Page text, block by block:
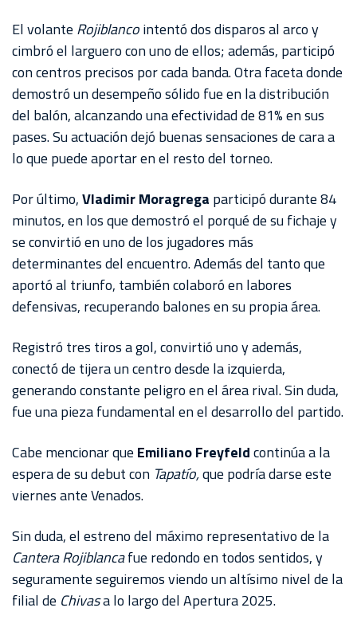
El volante Rojiblancointentó dos disparos al arco y
cimbró el larguero con uno de ellos; además, participó
con centros precisos por cada banda. Otra faceta donde
demostró un desempeño sólido fue en la distribución
del balón, alcanzando una efectividad de 81% en sus
pases. Su actuación dejó buenas sensaciones de cara a
lo que puede aportar en el resto del torneo.
Por último,Vladimir Moragrega participó durante 84
minutos, en los que demostró el porqué de su fichaje y
se convirtió en uno de los jugadores más
determinantes del encuentro. Además del tanto que
aportó al triunfo, también colaboró en labores
defensivas, recuperando balones en su propia área.
Registró tres tiros a gol, convirtió uno y además,
conectó de tijera un centro desde la izquierda,
generando constante peligro en el área rival. Sin duda,
fue una pieza fundamental en el desarrollo del partido.
Cabe mencionar que Emiliano Freyfeldcontinúa a la
espera de su debut con Tapatío,que podría darse este
viernes ante Venados.
Sin duda, el estreno del máximo representativo de la
Cantera Rojiblancafue redondo en todos sentidos, y
seguramente seguiremos viendo un altísimo nivel de la
filial de Chivasa lo largo del Apertura 2025.